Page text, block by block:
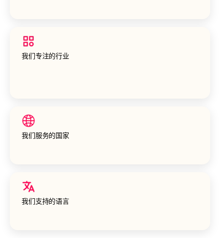
我们专注的行业
我们服务的国家
我们支持的语言